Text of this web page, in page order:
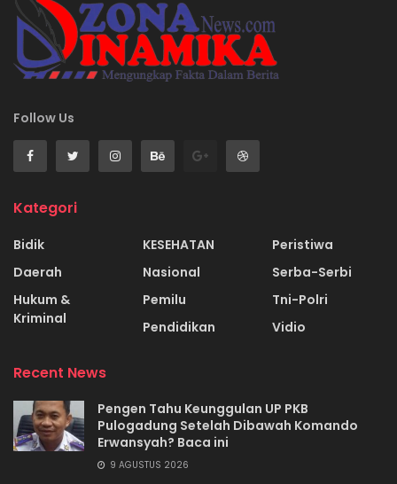
Follow Us
Kategori
Bidik
Daerah
Hukum &
Kriminal
KESEHATAN
Nasional
Pemilu
Pendidikan
Peristiwa
Serba-Serbi
Tni-Polri
Vidio
Recent News
Pengen Tahu Keunggulan UP PKB
Pulogadung Setelah Dibawah Komando
Erwansyah? Baca ini
9 AGUSTUS 2026